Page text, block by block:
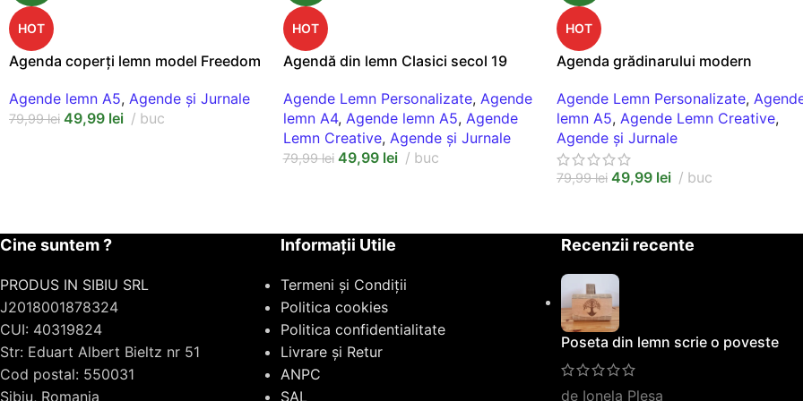
HOT
Agenda coperți lemn model Freedom
Agende lemn A5, Agende și Jurnale
79,99lei 49,99 lei buc
HOT
Agendă din lemn Clasici secol 19
Agende Lemn Personalizate, Agende
lemn A4, Agende lemn A5, Agende
Lemn Creative, Agende și Jurnale
79,99lei 49,99 lei buc
HOT
Agenda grădinarului modern
Agende Lemn Personalizate,
lemn A5, Agende Lemn Creative,
Agende și Jurnale
79,99lei 49,99 lei buc
Cine suntem ?
PRODUS IN SIBIU SRL
J2018001878324
CUI: 40319824
Str: Eduart Albert Bieltz nr 51
Cod postal: 550031
Sibiu, Romania
Informații Utile
Termeni și Condiții
Politica cookies
Politica confidentialitate
Livrare și Retur
ANPC
SAL
Recenzii recente
Poseta din lemn scrie o poveste
de Ionela Plesa